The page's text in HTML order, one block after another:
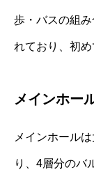
歩・バスの組
れており、初め
メインホー
メインホール
り、4層分のバ